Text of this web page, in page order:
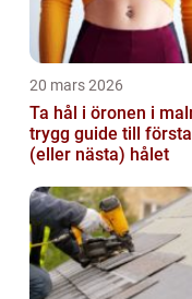
20 mars 2026
Ta hål i öronen i
trygg guide till första
(eller nästa) hålet